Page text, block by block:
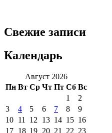
Свежие записи
Календарь
Август 2026
Пн Вт Ср Чт Пт Сб Вс
1
2
3
4 5 6 7 8
9
10 11 12 13 14 15 16
17 18 19 20 21 22 23